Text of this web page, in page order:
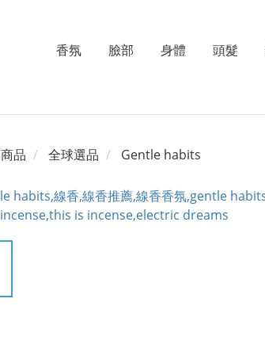
香氛 臉部 身體 頭髮
品 全球選品 Gentle habits